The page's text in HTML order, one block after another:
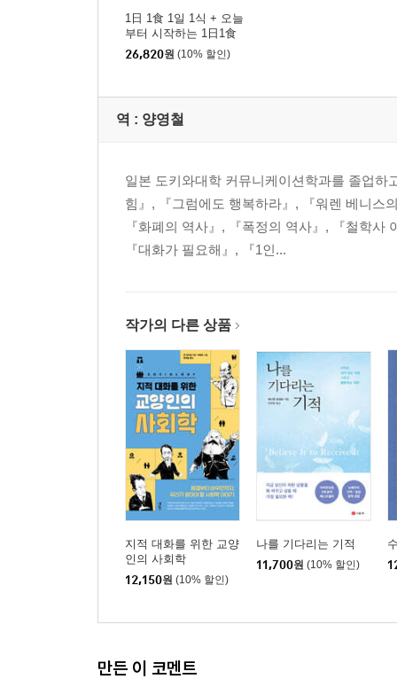
1일 1식 생활을 습관화하자
젊음을 가져다주는 ‘골든타임’
동면이 끝난 곰은 어떻게 곧바로 일어설 수 있을까
아침에 상쾌하게 일어나는 요령
아침에 일어나서 꼭 물을 마실 필요는 없다
건강을 위해 운동은 하지 않는다
종아리와 등근육이 ‘혈액펌프’가 된다
몸을 지나치게 따뜻하게 하는 것도 ‘냉증’의 원인이
체온을 높인다고 면역력은 높아지지 않는다
열이 나면 옷을 얇게 입어라
자연의 순리에 따르며 살자
싫은 일에 좋은 일을 끼워넣자
화분증에는 구강호흡이 효과적이다
스위치를 분명히 켜고 끈다
곧바로 잠들 수 있는 마법의 주문
틀에 박힌 생활의 위대함
파트너나 애완동물과 함께하면 오래 산다
우리가 1일 1식을 실천하는 의미
1日 1食 1일 1식 + 오늘
부터 시작하는 1日1食
레시피
26,820원 (10% 할인)
역 : 양영철
일본 도키와대학 커뮤니케이션학과를 졸업
힘』, 『그럼에도 행복하라』, 『워렌 베니스
『화폐의 역사』, 『폭정의 역사』, 『철학
『대화가 필요해』, 『1인...
작가의 다른 상품
지적 대화를 위한 교양
인의 사회학
12,150원 (10% 할인)
나를 기다리는 기적
11,700원 (10% 할인)
만든 이 코멘트